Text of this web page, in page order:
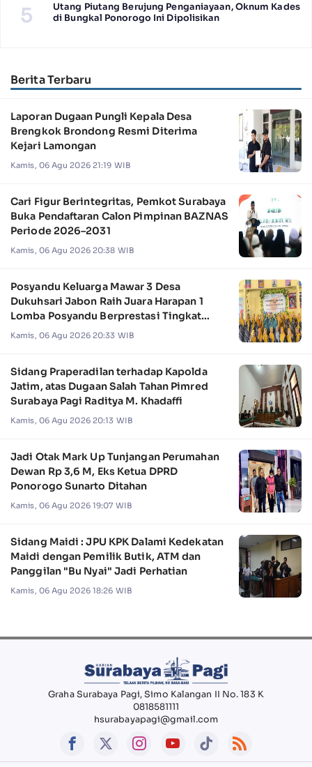
5
Utang Piutang Berujung Penganiayaan, Oknum Kades
di Bungkal Ponorogo Ini Dipolisikan
Berita Terbaru
Laporan Dugaan Pungli Kepala Desa
Brengkok Brondong Resmi Diterima
Kejari Lamongan
Kamis, 06 Agu 2026 21:19 WIB
Cari Figur Berintegritas, Pemkot Surabaya
Buka Pendaftaran Calon Pimpinan BAZNAS
Periode 2026–2031
Kamis, 06 Agu 2026 20:38 WIB
Posyandu Keluarga Mawar 3 Desa
Dukuhsari Jabon Raih Juara Harapan 1
Lomba Posyandu Berprestasi Tingkat
Jawa Timur 2026
Kamis, 06 Agu 2026 20:33 WIB
Sidang Praperadilan terhadap Kapolda
Jatim, atas Dugaan Salah Tahan Pimred
Surabaya Pagi Raditya M. Khadaffi
Kamis, 06 Agu 2026 20:13 WIB
Jadi Otak Mark Up Tunjangan Perumahan
Dewan Rp 3,6 M, Eks Ketua DPRD
Ponorogo Sunarto Ditahan
Kamis, 06 Agu 2026 19:07 WIB
Sidang Maidi : JPU KPK Dalami Kedekatan
Maidi dengan Pemilik Butik, ATM dan
Panggilan "Bu Nyai" Jadi Perhatian
Kamis, 06 Agu 2026 18:26 WIB
Graha Surabaya Pagi, Simo Kalangan II No. 183 K
0818581111
hsurabayapagi@gmail.com